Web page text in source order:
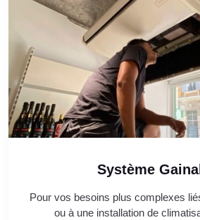
Système
Pour vos besoins plus complexes
ou à une installation de